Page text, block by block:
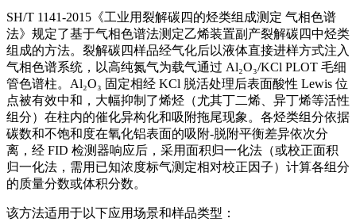
SH/T 1141-2015《工业用裂解碳四的烃类组成测定 气相色谱
法》规定了基于气相色谱法测定乙烯装置副产裂解碳四中烃类
组成的方法。裂解碳四样品经气化后以液体直接进样方式注入
气相色谱系统，以高纯氮气为载气通过 Al₂O₃/KCl PLOT 毛细
管色谱柱。Al₂O₃ 固定相经 KCl 脱活处理后表面酸性 Lewis 位
点被有效中和，大幅抑制了烯烃（尤其丁二烯、异丁烯等活性
组分）在柱内的催化异构化和吸附拖尾现象。各烃类组分依据
碳数和不饱和度在氧化铝表面的吸附-脱附平衡差异依次分
离，经 FID 检测器响应后，采用面积归一化法（或校正面积
归一化法，需用已知浓度标气测定相对校正因子）计算各组分
的质量分数或体积分数。
该方法适用于以下应用场景和样品类型：